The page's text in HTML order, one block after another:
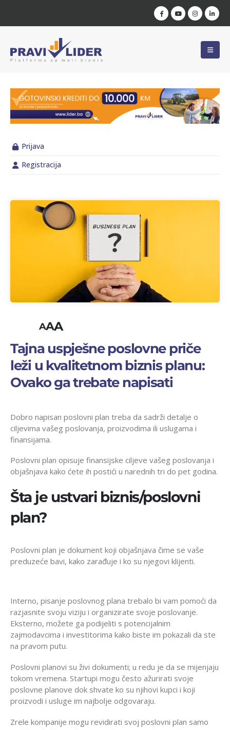
Prijava
Registracija
AAA
Tajna uspješne poslovne priče
leži u kvalitetnom biznis planu:
Ovako ga trebate napisati
Dobro napisan poslovni plan treba da sadrži detalje o
ciljevima vašeg poslovanja, proizvodima ili uslugama i
finansijama.
Poslovni plan opisuje finansijske ciljeve vašeg poslovanja i
objašnjava kako ćete ih postići u narednih tri do pet godina.
Šta je ustvari biznis/poslovni
plan?
Poslovni plan je dokument koji objašnjava čime se vaše
preduzeće bavi, kako zarađuje i ko su njegovi klijenti.
Interno, pisanje poslovnog plana trebalo bi vam pomoći da
razjasnite svoju viziju i organizirate svoje poslovanje.
Eksterno, možete ga podijeliti s potencijalnim
zajmodavcima i investitorima kako biste im pokazali da ste
na pravom putu.
Poslovni planovi su živi dokumenti; u redu je da se mijenjaju
tokom vremena. Startupi mogu često ažurirati svoje
poslovne planove dok shvate ko su njihovi kupci i koji
proizvodi i usluge im najbolje odgovaraju.
Zrele kompanije mogu revidirati svoj poslovni plan samo